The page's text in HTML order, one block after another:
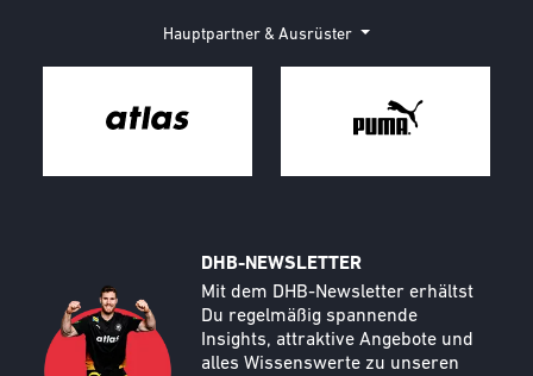
Hauptpartner & Ausrüster
DHB-NEWSLETTER
Text
Mit dem DHB-Newsletter erhältst
Du regelmäßig spannende
Insights, attraktive Angebote und
alles Wissenswerte zu unseren